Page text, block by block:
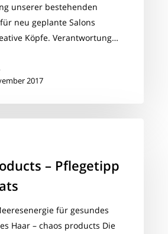
unserer bestehenden
neu geplante Salons
Köpfe. Verantwortung…
2017
– Pflegetipp
für gesundes
Haar – chaos products Die